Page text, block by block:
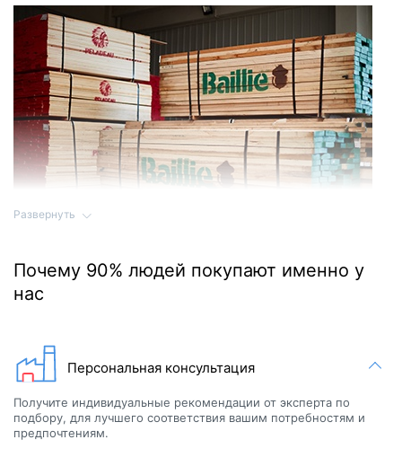
Высококачественные сауны производятся только из
высококачественной древесины. Натуральное дерево,
используемое в производстве сауны, импортируется из-за
Развернуть
Почему 90% людей покупают именно у
нас
Персональная консультация
Получите индивидуальные рекомендации от эксперта по
подбору, для лучшего соответствия вашим потребностям и
предпочтениям.